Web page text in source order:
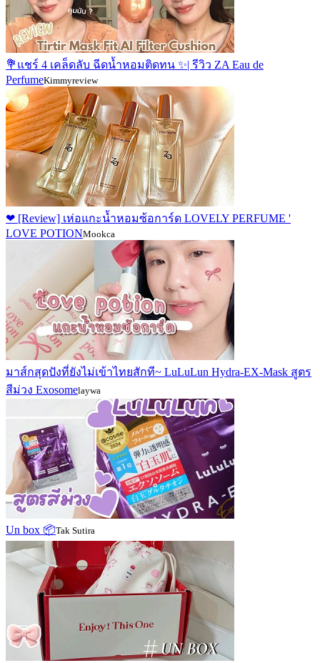
💐แชร์ 4 เคล็ดลับ ฉีดน้ำหอมติดทน ✨| รีวิว ZA Eau de
PerfumeKimmyreview
❤ [Review] เห่อแกะน้ำหอมซ้อการ์ด LOVELY PERFUME '
LOVE POTIONMookca
มาส์กสุดปังที่ยังไม่เข้าไทยสักที~ LuLuLun Hydra-EX-Mask สูตร
สีม่วง Exosomelaywa
Un box 📦Tak Sutira